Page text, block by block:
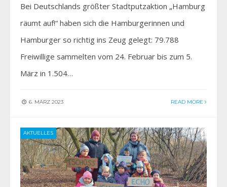
Bei Deutschlands größter Stadtputzaktion „Hamburg
räumt auf!“ haben sich die Hamburgerinnen und
Hamburger so richtig ins Zeug gelegt: 79.788
Freiwillige sammelten vom 24. Februar bis zum 5.
März in 1.504…
6. MÄRZ 2023 READ MORE
AKTUELLES